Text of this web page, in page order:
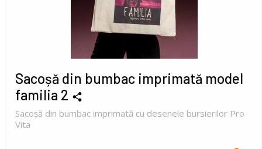
Sacoșă din bumbac imprimată model
familia 2
Sacoșă din bumbac imprimată cu desenele bursierilor Pro
Vita